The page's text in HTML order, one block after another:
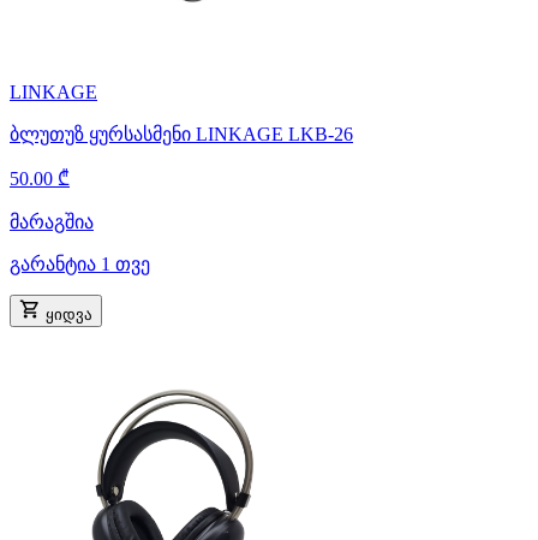
LINKAGE
ბლუთუზ ყურსასმენი LINKAGE LKB-26
50.00 ₾
მარაგშია
გარანტია 1 თვე
ყიდვა